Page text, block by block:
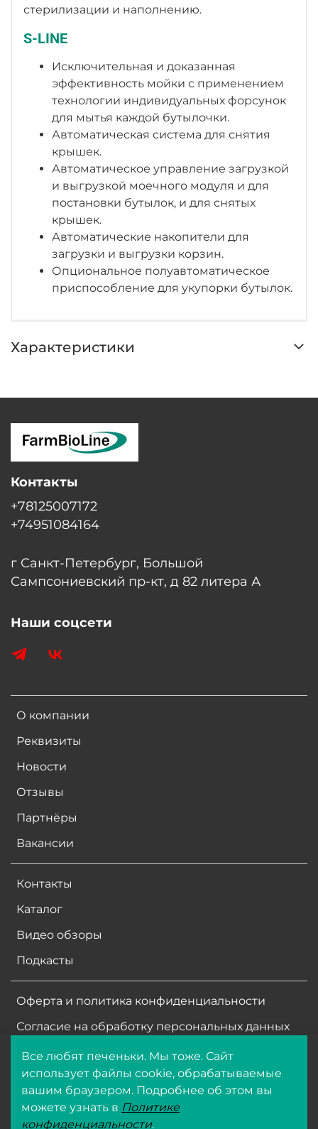
стерилизации и наполнению.
S-LINE
Исключительная и доказанная
эффективность мойки с применением
технологии индивидуальных форсунок
для мытья каждой бутылочки.
Автоматическая система для снятия
крышек.
Автоматическое управление загрузкой
и выгрузкой моечного модуля и для
постановки бутылок, и для снятых
крышек.
Автоматические накопители для
загрузки и выгрузки корзин.
Опциональное полуавтоматическое
приспособление для укупорки бутылок.
Характеристики
О компании
Реквизиты
Новости
Отзывы
Партнёры
Вакансии
Контакты
Каталог
Видео обзоры
Подкасты
Оферта и политика конфиденциальности
Согласие на обработку персональных данных
Контакты
+78125007172
+74951084164
г Санкт-Петербург, Большой
Сампсониевский пр-кт, д 82 литера А
Наши соцсети
ООО ФармБиолайн
ИНН7704513266
ОГРН 1047796108953
© 2025 Все права защищены
Все любят печеньки. Мы тоже. Сайт
использует файлы cookie, обрабатываемые
вашим браузером. Подробнее об этом вы
можете узнать в Политике
конфиденциальности.